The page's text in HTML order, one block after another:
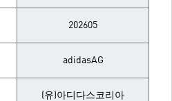
202605
adidasAG
(유)아디다스코리아